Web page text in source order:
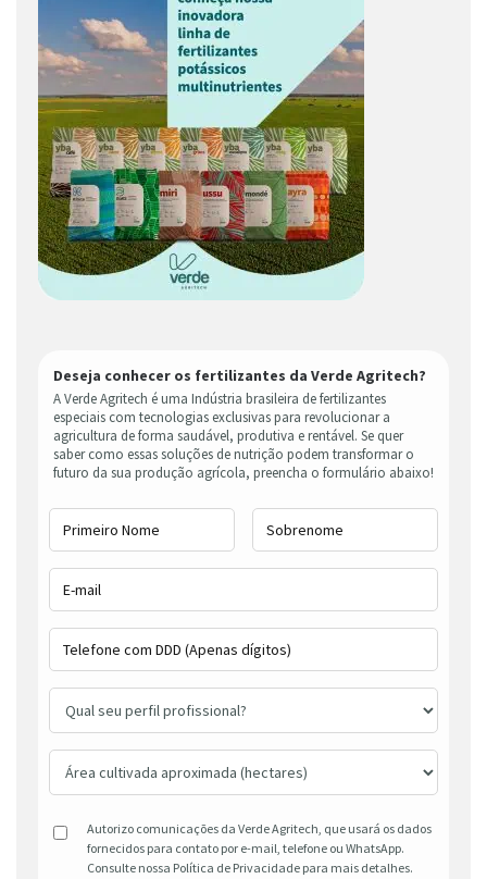
Deseja conhecer os fertilizantes da Verde Agritech?
A Verde Agritech é uma Indústria brasileira de fertilizantes
especiais com tecnologias exclusivas para revolucionar a
agricultura de forma saudável, produtiva e rentável. Se quer
saber como essas soluções de nutrição podem transformar o
futuro da sua produção agrícola, preencha o formulário abaixo!
Autorizo comunicações da Verde Agritech, que usará os dados
fornecidos para contato por e-mail, telefone ou WhatsApp.
Consulte nossa Política de Privacidade para mais detalhes.